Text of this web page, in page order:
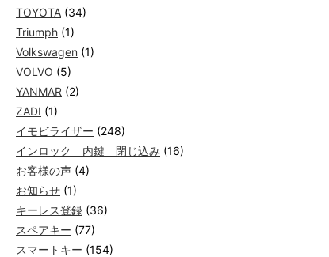
TOYOTA (34)
Triumph (1)
Volkswagen (1)
VOLVO (5)
YANMAR (2)
ZADI (1)
イモビライザー (248)
インロック 内鍵 閉じ込み (16)
お客様の声 (4)
お知らせ (1)
キーレス登録 (36)
スペアキー (77)
スマートキー (154)